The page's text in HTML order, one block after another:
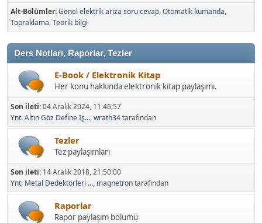
Alt-Bölümler Genel elektrik arıza soru cevap Otomatik kumanda
Topraklama Teorik bilgi
Ders Notları, Raporlar, Tezler
E-Book / Elektronik Kitap
Her konu hakkında elektronik kitap paylaşımı.
Son ileti:04 Aralık 2024, 11:46:57
Ynt: Altın Göz Define İş...,wrath34tarafından
Tezler
Tez paylaşımları
Son ileti: 14 Aralık 2018, 21:50:00
Ynt: Metal Dedektörleri ..., magnetrontarafından
Raporlar
Rapor paylaşım bölümü